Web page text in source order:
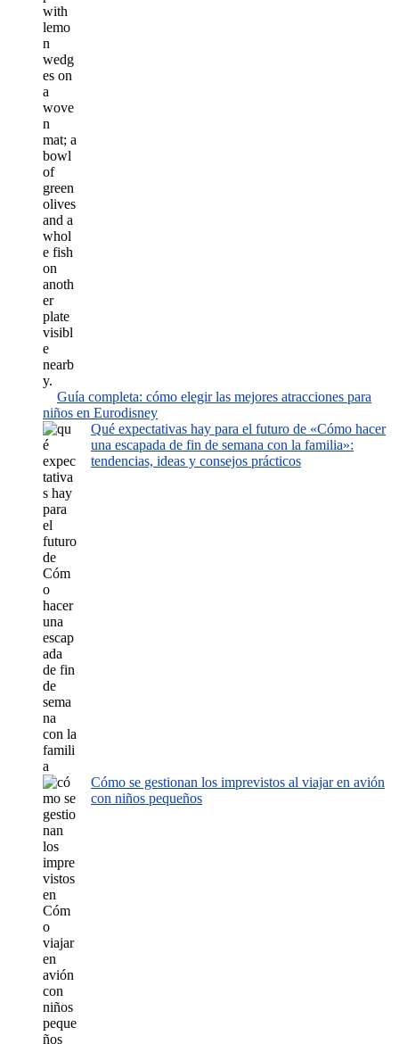
Guía completa: cómo elegir las mejores atracciones para
niños en Eurodisney
Qué expectativas hay para el futuro de «Cómo hacer
una escapada de fin de semana con la familia»:
tendencias, ideas y consejos prácticos
Cómo se gestionan los imprevistos al viajar en avión
con niños pequeños